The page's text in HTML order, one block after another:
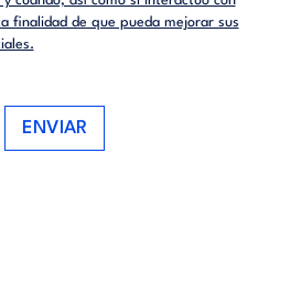
finalidad de que pueda mejorar sus
ENVIAR